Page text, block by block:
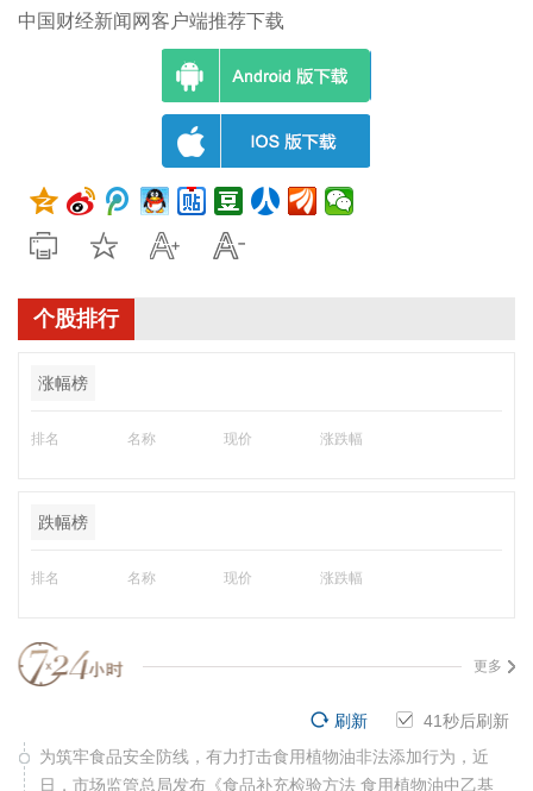
中国财经新闻网客户端推荐下载
个股排行
涨幅榜
排名 名称 现价 涨跌幅
跌幅榜
排名 名称 现价 涨跌幅
更多
40秒后刷新
刷新
为筑牢食品安全防线，有力打击食用植物油非法添加行为，近
日，市场监管总局发布《食品补充检验方法 食用植物油中乙基